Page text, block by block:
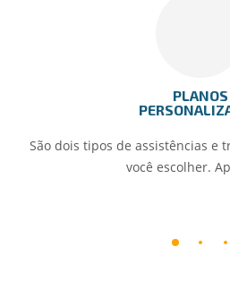
PLANOS
São dois tipos de assistências e
você escolher.